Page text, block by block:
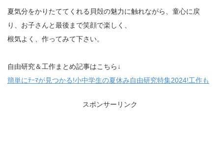
夏気分をかりたててくれる貝殻の魅力に触れながら、童心に戻
り、お子さんと最後まで笑顔で楽しく、
根気よく、作ってみて下さい。
自由研究＆工作まとめ記事はこちら↓
簡単にﾃｰﾏが見つかる!小中学生の夏休み自由研究特集2024!工作も
スポンサーリンク